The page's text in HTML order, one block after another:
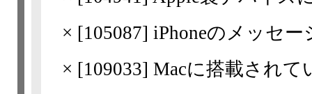
× [105087] iPhoneのメッセ
× [109033] Macに搭載されて